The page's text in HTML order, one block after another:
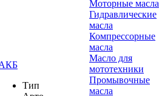
Тип
Моторные масла
Гидравлические
масла
Компрессорные
масла
Масло для
мототехники
Промывочные
масла